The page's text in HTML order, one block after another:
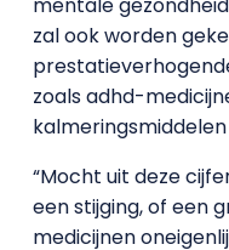
zal ook worden
zoals adhd-
kalmeringsmiddelen
“Mocht uit deze
een stijging, of een
medicijnen